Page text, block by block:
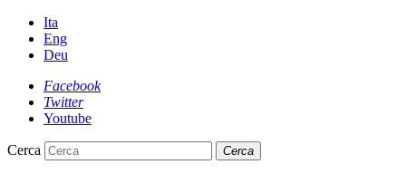
Ita
Eng
Deu
Facebook
Twitter
Youtube
Cerca Cerca